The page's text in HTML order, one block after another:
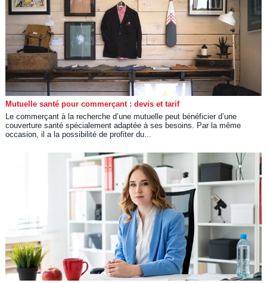
Mutuelle santé pour commerçant : devis et tarif
Le commerçant à la recherche d’une mutuelle peut bénéficier d’une
couverture santé spécialement adaptée à ses besoins. Par la même
occasion, il a la possibilité de profiter du...